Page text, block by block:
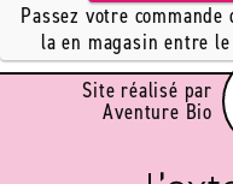
Passez votre
la en magasin entre
Site réalisé par
Aventure Bio